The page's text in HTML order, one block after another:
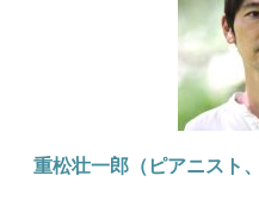
重松壮一郎（ピアニスト